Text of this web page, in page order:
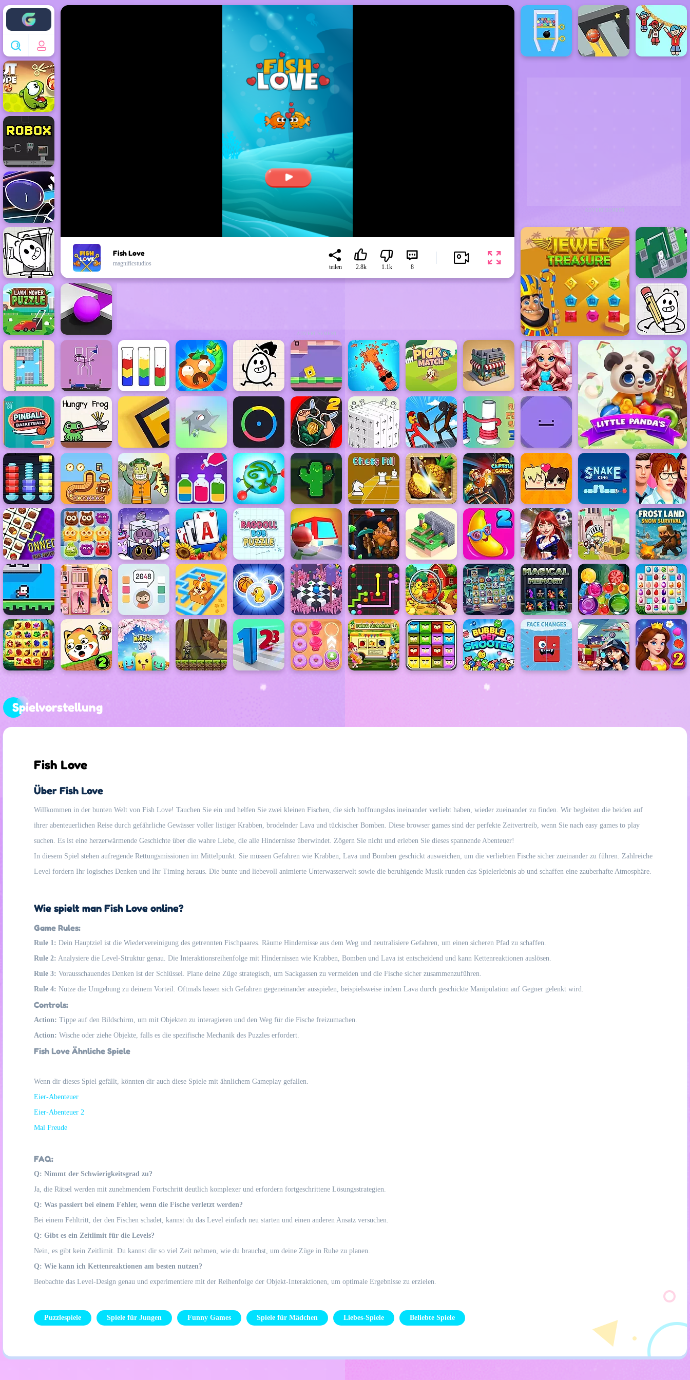
Enjoy4fun
ADVERTISEMENT
ADVERTISEMENT
Fish Love
magnificstudios
teilen 2.8k 1.1k 8
Spielvorstellung
Fish Love
Über Fish Love
Willkommen in der bunten Welt von Fish Love! Tauchen Sie ein und helfen Sie zwei kleinen Fischen, die sich hoffnungslos ineinander verliebt haben, wieder zueinander zu finden. Wir begleiten die beiden auf
ihrer abenteuerlichen Reise durch gefährliche Gewässer voller listiger Krabben, brodelnder Lava und tückischer Bomben. Diese browser games sind der perfekte Zeitvertreib, wenn Sie nach easy games to play
suchen. Es ist eine herzerwärmende Geschichte über die wahre Liebe, die alle Hindernisse überwindet. Zögern Sie nicht und erleben Sie dieses spannende Abenteuer!
In diesem Spiel stehen aufregende Rettungsmissionen im Mittelpunkt. Sie müssen Gefahren wie Krabben, Lava und Bomben geschickt ausweichen, um die verliebten Fische sicher zueinander zu führen. Zahlreiche
Level fordern Ihr logisches Denken und Ihr Timing heraus. Die bunte und liebevoll animierte Unterwasserwelt sowie die beruhigende Musik runden das Spielerlebnis ab und schaffen eine zauberhafte Atmosphäre.
Wie spielt man Fish Love online?
Game Rules:
Rule 1: Dein Hauptziel ist die Wiedervereinigung des getrennten Fischpaares. Räume Hindernisse aus dem Weg und neutralisiere Gefahren, um einen sicheren Pfad zu schaffen.
Rule 2: Analysiere die Level-Struktur genau. Die Interaktionsreihenfolge mit Hindernissen wie Krabben, Bomben und Lava ist entscheidend und kann Kettenreaktionen auslösen.
Rule 3: Vorausschauendes Denken ist der Schlüssel. Plane deine Züge strategisch, um Sackgassen zu vermeiden und die Fische sicher zusammenzuführen.
Rule 4: Nutze die Umgebung zu deinem Vorteil. Oftmals lassen sich Gefahren gegeneinander ausspielen, beispielsweise indem Lava durch geschickte Manipulation auf Gegner gelenkt wird.
Controls:
Action: Tippe auf den Bildschirm, um mit Objekten zu interagieren und den Weg für die Fische freizumachen.
Action: Wische oder ziehe Objekte, falls es die spezifische Mechanik des Puzzles erfordert.
Fish Love Ähnliche Spiele
Wenn dir dieses Spiel gefällt, könnten dir auch diese Spiele mit ähnlichem Gameplay gefallen.
Eier-Abenteuer
Eier-Abenteuer 2
Mal Freude
FAQ:
Q: Nimmt der Schwierigkeitsgrad zu?
Ja, die Rätsel werden mit zunehmendem Fortschritt deutlich komplexer und erfordern fortgeschrittene Lösungsstrategien.
Q: Was passiert bei einem Fehler, wenn die Fische verletzt werden?
Bei einem Fehltritt, der den Fischen schadet, kannst du das Level einfach neu starten und einen anderen Ansatz versuchen.
Q: Gibt es ein Zeitlimit für die Levels?
Nein, es gibt kein Zeitlimit. Du kannst dir so viel Zeit nehmen, wie du brauchst, um deine Züge in Ruhe zu planen.
Q: Wie kann ich Kettenreaktionen am besten nutzen?
Beobachte das Level-Design genau und experimentiere mit der Reihenfolge der Objekt-Interaktionen, um optimale Ergebnisse zu erzielen.
Puzzlespiele Spiele für Jungen Funny Games Spiele für Mädchen Liebes-Spiele Beliebte Spiele